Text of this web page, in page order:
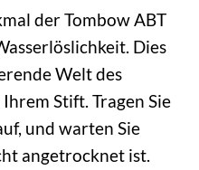
der Tombow ABT
Dies
Welt des
Stift. Tragen Sie
und warten Sie
angetrocknet ist.